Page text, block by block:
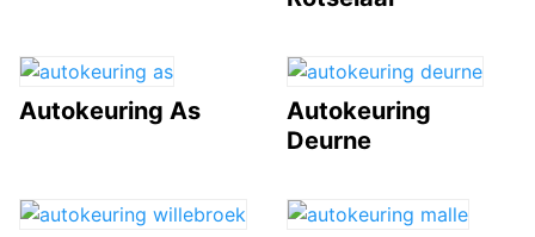
Autokeuring As
Autokeuring
Deurne